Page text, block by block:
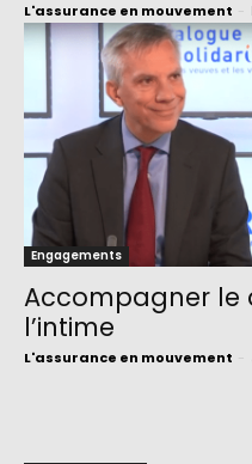
L'assurance en mouvement
Engagements
Accompagner le
l’intime
L'assurance en mouvement